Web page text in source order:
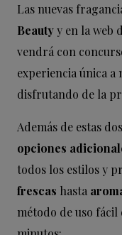
Las nuevas
Beautyy en la web
vendrá con
experiencia única a
disfrutando de la
Además de estas
opciones
todos los estilos y
frescas hasta
método de uso fácil